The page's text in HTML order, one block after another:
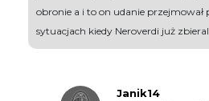
obronie a i to on udanie przejmował
sytuacjach kiedy Neroverdi już
Janik14